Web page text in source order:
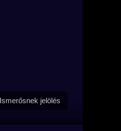
Ismerősnek jelölés